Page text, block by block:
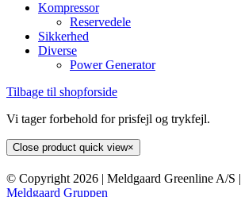
Kompressor
Reservedele
Sikkerhed
Diverse
Power Generator
Tilbage til shopforside
Vi tager forbehold for prisfejl og trykfejl.
Close product quick view×
© Copyright 2026 | Meldgaard Greenline A/S |
Meldgaard Gruppen